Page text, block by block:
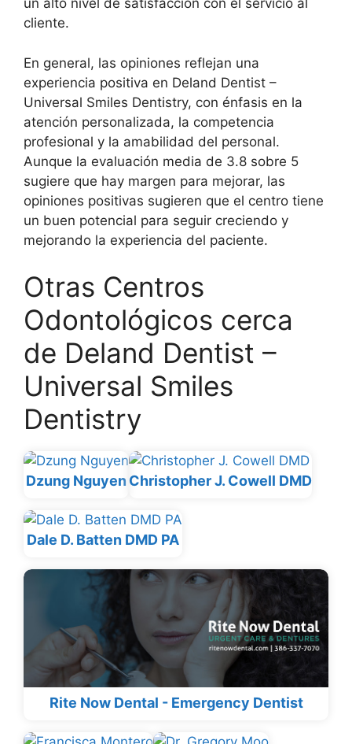
un alto nivel de satisfacción con el servicio al
cliente.
En general, las opiniones reflejan una
experiencia positiva en Deland Dentist –
Universal Smiles Dentistry, con énfasis en la
atención personalizada, la competencia
profesional y la amabilidad del personal.
Aunque la evaluación media de 3.8 sobre 5
sugiere que hay margen para mejorar, las
opiniones positivas sugieren que el centro tiene
un buen potencial para seguir creciendo y
mejorando la experiencia del paciente.
Otras Centros
Odontológicos cerca
de Deland Dentist –
Universal Smiles
Dentistry
Dzung Nguyen Christopher J. Cowell DMD
Dale D. Batten DMD PA
Rite Now Dental - Emergency Dentist